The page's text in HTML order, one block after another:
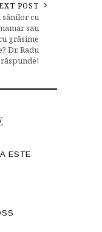
POST
cu
sau
grăsime
Dr. Radu
ESTE